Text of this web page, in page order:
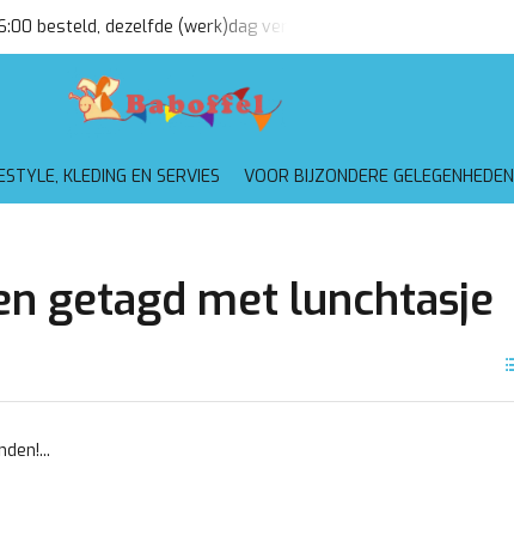
besteld, dezelfde (werk)dag verzonden
KLEDING EN SERVIES VOOR BIJZONDERE GELEGENHEDEN
getagd met lunchtasje